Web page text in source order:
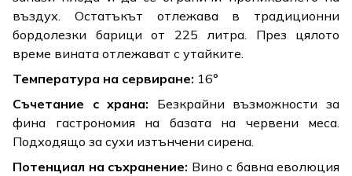
въздух. Остатъкът отлежава в традиционни
бордолезки барици от 225 литра. През цялото
време вината отлежават с утайките.
Температура на сервиране: 16°
Съчетание с храна: Безкрайни възможности за
фина гастрономия на базата на червени меса.
Подходящо за сухи изтънчени сирена.
Потенциал на съхранение: Вино с бавна еволюция